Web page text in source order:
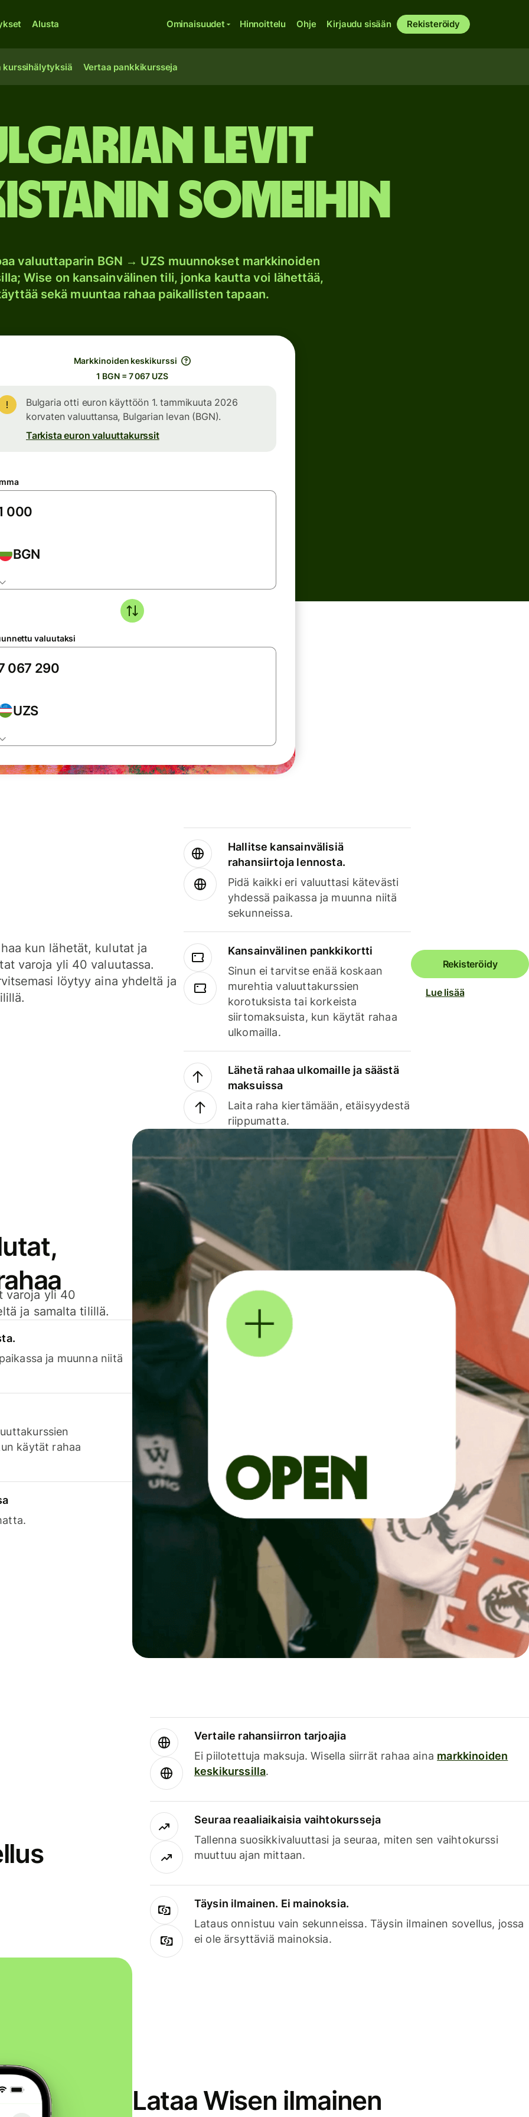
Alusta Ominaisuudet Hinnoittelu Ohje Kirjaudu sisään Rekisteröidy
kurssihälytyksiä Vertaa pankkikursseja
levit
someihin
valuuttaparin BGN → UZS muunnokset markkinoiden
Wise on kansainvälinen tili, jonka kautta voi lähettää,
sekä muuntaa rahaa paikallisten tapaan.
Markkinoiden keskikurssi
1 BGN = 7 067 UZS
Bulgaria otti euron käyttöön 1. tammikuuta 2026
korvaten valuuttansa, Bulgarian levan (BGN).
Tarkista euron valuuttakurssit
BGN
valuutaksi
UZS
kun lähetät, kulutat ja
varoja yli 40 valuutassa.
löytyy aina yhdeltä ja
Hallitse kansainvälisiä
rahansiirtoja lennosta.
Pidä kaikki eri valuuttasi kätevästi
yhdessä paikassa ja muunna niitä
sekunneissa.
Kansainvälinen pankkikortti
Sinun ei tarvitse enää koskaan
murehtia valuuttakurssien
korotuksista tai korkeista
siirtomaksuista, kun käytät rahaa
ulkomailla.
Lähetä rahaa ulkomaille ja säästä
maksuissa
Laita raha kiertämään, etäisyydestä
riippumatta.
Rekisteröidy
Lue lisää
varoja yli 40
ja samalta tilillä.
ja muunna niitä
käytät rahaa
Vertaile rahansiirron tarjoajia
Ei piilotettuja maksuja. Wisella siirrät rahaa aina markkinoiden
keskikurssilla.
Seuraa reaaliaikaisia vaihtokursseja
Tallenna suosikkivaluuttasi ja seuraa, miten sen vaihtokurssi
muuttuu ajan mittaan.
Täysin ilmainen. Ei mainoksia.
Lataus onnistuu vain sekunneissa. Täysin ilmainen sovellus, jossa
ei ole ärsyttäviä mainoksia.
Lataa Wisen ilmainen